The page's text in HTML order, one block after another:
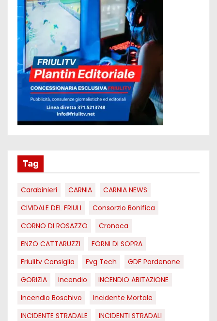
Tag
Carabinieri CARNIA
CARNIA NEWS
CIVIDALE DEL FRIULI
Consorzio Bonifica
CORNO DI ROSAZZO
Cronaca
ENZO CATTARUZZI
FORNI DI SOPRA
Friulitv Consiglia
Fvg Tech
GDF Pordenone
GORIZIA
Incendio
INCENDIO ABITAZIONE
Incendio Boschivo
Incidente Mortale
INCIDENTE STRADALE
INCIDENTI STRADALI